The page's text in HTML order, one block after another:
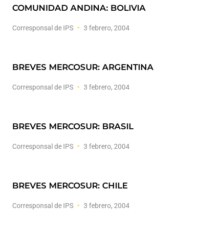
COMUNIDAD ANDINA: BOLIVIA
Corresponsal de IPS 3 febrero, 2004
BREVES MERCOSUR: ARGENTINA
Corresponsal de IPS 3 febrero, 2004
BREVES MERCOSUR: BRASIL
Corresponsal de IPS 3 febrero, 2004
BREVES MERCOSUR: CHILE
Corresponsal de IPS 3 febrero, 2004